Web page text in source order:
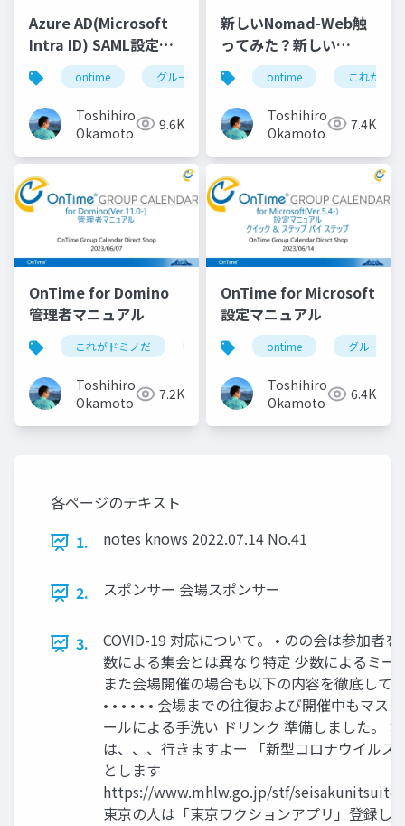
Azure AD(Microsoft
Intra ID) SAML設定マ
ニュアルontime グループカレンダー 組織カレンダー
Toshihiro
Okamoto
9.6K
新しいNomad-Web触
ってみた？新しい
Nomad Web用 HCL
Nomad for web
browsers 1.0.5
Domino 12.0.1用 EAP
Drop3 の歩き方
ontime これがド
Toshihiro
Okamoto
7.4K
OnTime for Domino
管理者マニュアル
これがドミノだ ontime hcl domino
Toshihiro
Okamoto
7.2K
OnTime for Microsoft
設定マニュアル
ontime グループ
Toshihiro
Okamoto
6.4K
各ページのテキスト
1.
notes knows 2022.07.14 No.41
2. スポンサー 会場スポンサー
3.
COVID-19 対応について。 • のの会は参加者
数による集会とは異なり特定 少数によるミー
また会場開催の場合も以下の内容を徹底して
• • • • • • 会場までの往復および開催中もマス
ールによる手洗い ドリンク 準備しました。
は、、、行きますよー 「新型コロナウイルス
とします
https://www.mhlw.go.jp/stf/seisakunitsuite/
東京の人は「東京ワクションアプリ」登録し